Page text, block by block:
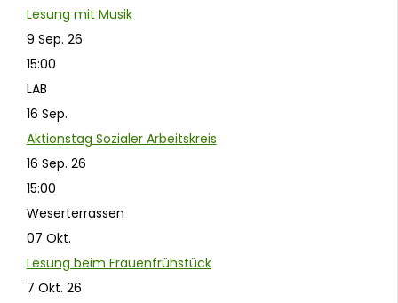
Lesung mit Musik
9 Sep. 26
15:00
LAB
16 Sep.
Aktionstag Sozialer Arbeitskreis
16 Sep. 26
15:00
Weserterrassen
07 Okt.
Lesung beim Frauenfrühstück
7 Okt. 26